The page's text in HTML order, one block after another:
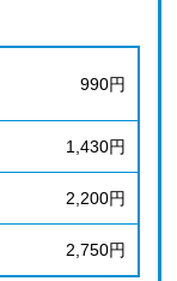
990円
1,430円
2,200円
2,750円